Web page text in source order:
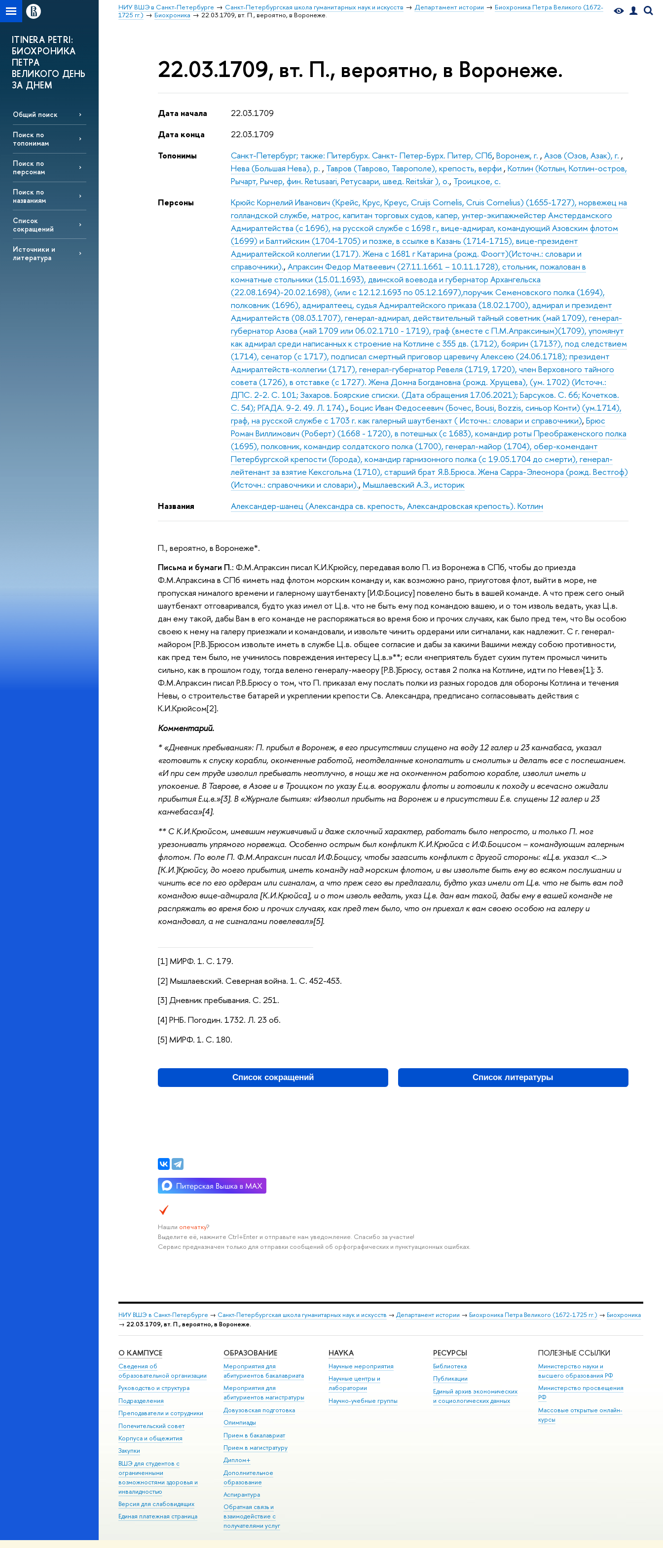
НИУ ВШЭ в Санкт-Петербурге Санкт-Петербургская школа гуманитарных наук и искусств Департамент истории
Биохроника Петра Великого (1672-
1725 гг.)
Биохроника 22.03.1709, вт. П., вероятно, в Воронеже.
ITINERA PETRI:
БИОХРОНИКА
ПЕТРА
ВЕЛИКОГО ДЕНЬ
ЗА ДНЕМ
Общий поиск
Поиск по
топонимам
Поиск по
персонам
Поиск по
названиям
Список
сокращений
Источники и
литература
22.03.1709, вт. П., вероятно, в Воронеже.
Дата начала
22.03.1709
Дата конца
22.03.1709
Топонимы
Санкт-Петербург; также: Питербурх. Санкт- Петер-Бурх. Питер, СПб,Воронеж, г. ,Азов (Озов, Азак), г. ,
Нева (Большая Нева), р. , Тавров (Таврово, Таврополе), крепость, верфи ,Котлин (Котлын, Котлин-остров,
Рычарт, Рычер, фин. Retusaari, Ретусаари, швед. Reitskär ), о., Троицкое, с.
Персоны
Крюйс Корнелий Иванович (Крейс, Крус, Креус, Cruijs Cornelis, Cruis Cornelius) (1655-1727), норвежец на
голландской службе, матрос, капитан торговых судов, капер, унтер-экипажмейстер Амстердамского
Адмиралтейства (с 1696), на русской службе с 1698 г., вице-адмирал, командующий Азовским флотом
(1699) и Балтийским (1704-1705) и позже, в ссылке в Казань (1714-1715), вице-президент
Адмиралтейской коллегии (1717). Жена с 1681 г Катарина (рожд. Фоогт)(Источн.: словари и
справочники).,Апраксин Федор Матвеевич (27.11.1661 – 10.11.1728), стольник, пожалован в
комнатные стольники (15.01.1693), двинской воевода и губернатор Архангельска
(22.08.1694)-20.02.1698), (или с 12.12.1693 по 05.12.1697),поручик Семеновского полка (1694),
полковник (1696), адмиралтеец, судья Адмиралтейского приказа (18.02.1700), адмирал и президент
Адмиралтейств (08.03.1707), генерал-адмирал, действительный тайный советник (май 1709), генерал-
губернатор Азова (май 1709 или 06.02.1710 - 1719), граф (вместе с П.М.Апраксиным)(1709), упомянут
как адмирал среди написанных к строение на Котлине с 355 дв. (1712), боярин (1713?), под следствием
(1714), сенатор (с 1717), подписал смертный приговор царевичу Алексею (24.06.1718); президент
Адмиралтейств-коллегии (1717), генерал-губернатор Ревеля (1719, 1720), член Верховного тайного
совета (1726), в отставке (с 1727). Жена Домна Богдановна (рожд. Хрущева), (ум. 1702) (Источн.:
ДПС. 2-2. С. 101; Захаров. Боярские списки. (Дата обращения 17.06.2021); Барсуков. С. 66; Кочетков.
С. 54); РГАДА. 9-2. 49. Л. 174).,Боцис Иван Федосеевич (Бочес, Bousi, Bozzis, синьор Конти) (ум.1714),
граф, на русской службе с 1703 г. как галерный шаутбенахт ( Источн.: словари и справочники),Брюс
Роман Виллимович (Роберт) (1668 - 1720), в потешных (с 1683), командир роты Преображенского полка
(1695), полковник, командир солдатского полка (1700), генерал-майор (1704), обер-комендант
Петербургской крепости (Города), командир гарнизонного полка (с 19.05.1704 до смерти), генерал-
лейтенант за взятие Кексгольма (1710), старший брат Я.В.Брюса. Жена Сарра-Элеонора (рожд. Вестгоф)
(Источн.: справочники и словари)., Мышлаевский А.З., историк
Названия
Александер-шанец (Александра св. крепость, Александровская крепость). Котлин
П., вероятно, в Воронеже*.
Письма и бумаги П.: Ф.М.Апраксин писал К.И.Крюйсу, передавая волю П. из Воронежа в СПб, чтобы до приезда
Ф.М.Апраксина в СПб «иметь над флотом морским команду и, как возможно рано, приуготовя флот, выйти в море, не
пропуская нималого времени и галерному шаутбенахту [И.Ф.Боцису] повелено быть в вашей команде. А что преж сего оный
шаутбенахт отговаривался, будто указ имел от Ц.в. что не быть ему под командою вашею, и о том изволь ведать, указ Ц.в.
дан ему такой, дабы Вам в его команде не распоряжаться во время бою и прочих случаях, как было пред тем, что Вы особою
своею к нему на галеру приезжали и командовали, и извольте чинить ордерами или сигналами, как надлежит. С г. генерал-
майором [Р.В.]Брюсом извольте иметь в службе Ц.в. общее согласие и дабы за какими Вашими между собою противности,
как пред тем было, не учинилось повреждения интересу Ц.в.»**; если «неприятель будет сухим путем промысл чинить
сильно, как в прошлом году, тогда велено генералу-маеору [Р.В.]Брюсу, оставя 2 полка на Котлине, идти по Неве»[1]; 3.
Ф.М.Апраксин писал Р.В.Брюсу о том, что П. приказал ему послать полки из разных городов для обороны Котлина и течения
Невы, о строительстве батарей и укреплении крепости Св. Александра, предписано согласовывать действия с
К.И.Крюйсом[2].
Комментарий.
* «Дневник пребывания»: П. прибыл в Воронеж, в его присутствии спущено на воду 12 галер и 23 канчабаса, указал
«готовить к спуску корабли, оконченные работой, неотделанные конопатить и смолить» и делать все с поспешанием.
«И при сем труде изволил пребывать неотлучно, в нощи же на оконченном работою корабле, изволил иметь и
упокоение. В Таврове, в Азове и в Троицком по указу Е.ц.в. вооружали флоты и готовили к походу и всечасно ожидали
прибытия Е.ц.в.»[3]. В «Журнале бытия»: «Изволил прибыть на Воронеж и в присутствии Е.в. спущены 12 галер и 23
канчебаса»[4].
** С К.И.Крюйсом, имевшим неуживчивый и даже склочный характер, работать было непросто, и только П. мог
урезонивать упрямого норвежца. Особенно острым был конфликт К.И.Крюйса с И.Ф.Боцисом – командующим галерным
флотом. По воле П. Ф.М.Апраксин писал И.Ф.Боцису, чтобы загасить конфликт с другой стороны: «Ц.в. указал <…>
[К.И.]Крюйсу, до моего прибытия, иметь команду над морским флотом, и вы извольте быть ему во всяком послушании и
чинить все по его ордерам или сигналам, а что преж сего вы предлагали, будто указ имели от Ц.в. что не быть вам под
командою вице-адмирала [К.И.Крюйса], и о том изволь ведать, указ Ц.в. дан вам такой, дабы ему в вашей команде не
распряжать во время бою и прочих случаях, как пред тем было, что он приехал к вам своею особою на галеру и
командовал, а не сигналами повелевал»[5].
[1] МИРФ. 1. С. 179.
[2] Мышлаевский. Северная война. 1. С. 452-453.
[3] Дневник пребывания. С. 251.
[4] РНБ. Погодин. 1732. Л. 23 об.
[5] МИРФ. 1. С. 180.
Список сокращений Список литературы
Нашли опечатку?
Выделите её, нажмите Ctrl+Enter и отправьте нам уведомление. Спасибо за участие!
Сервис предназначен только для отправки сообщений об орфографических и пунктуационных ошибках.
НИУ ВШЭ в Санкт-Петербурге → Санкт-Петербургская школа гуманитарных наук и искусств → Департамент истории → Биохроника Петра Великого (1672-1725 гг.) → Биохроника
→ 22.03.1709, вт. П., вероятно, в Воронеже.
О КАМПУСЕ
Сведения об
образовательной организации
Руководство и структура
Подразделения
Преподаватели и сотрудники
Попечительский совет
Корпуса и общежития
Закупки
ВШЭ для студентов с
ограниченными
возможностями здоровья и
инвалидностью
Версия для слабовидящих
Единая платежная страница
ОБРАЗОВАНИЕ
Мероприятия для
абитуриентов бакалавриата
Мероприятия для
абитуриентов магистратуры
Довузовская подготовка
Олимпиады
Прием в бакалавриат
Прием в магистратуру
Диплом+
Дополнительное
образование
Аспирантура
Обратная связь и
взаимодействие с
получателями услуг
НАУКА
Научные мероприятия
Научные центры и
лаборатории
Научно-учебные группы
РЕСУРСЫ
Библиотека
Публикации
Единый архив экономических
и социологических данных
ПОЛЕЗНЫЕ ССЫЛКИ
Министерство науки и
высшего образования РФ
Министерство просвещения
РФ
Массовые открытые онлайн-
курсы